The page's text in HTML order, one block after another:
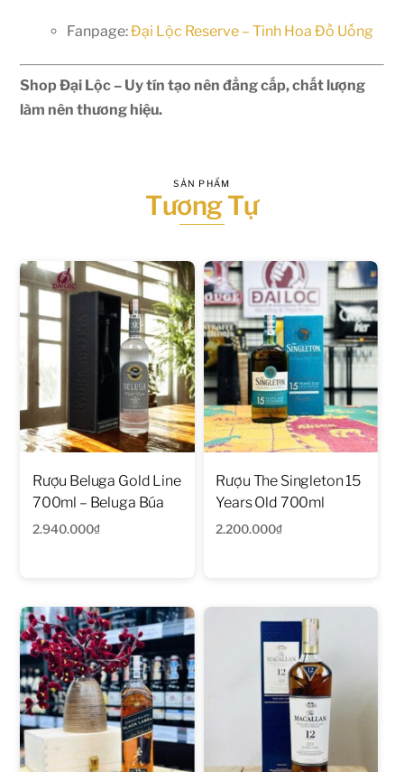
Fanpage:Đại Lộc Reserve – Tinh Hoa Đồ Uống
Shop Đại Lộc – Uy tín tạo nên đẳng cấp, chất lượng
làm nên thương hiệu.
SẢN PHẨM
Tương Tự
Rượu Beluga Gold Line
700ml – Beluga Búa
2.940.000₫
Rượu The Singleton 15
Years Old 700ml
2.200.000₫